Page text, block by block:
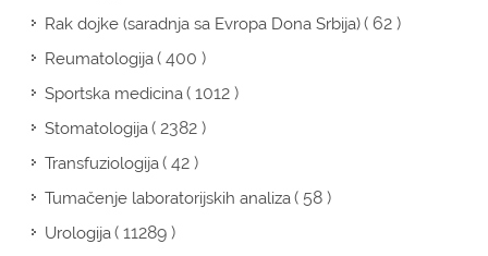
Rak dojke (saradnja sa Evropa Dona Srbija)( 62 )
Reumatologija( 400 )
Sportska medicina( 1012 )
Stomatologija( 2382 )
Transfuziologija( 42 )
Tumačenje laboratorijskih analiza( 58 )
Urologija( 11289 )